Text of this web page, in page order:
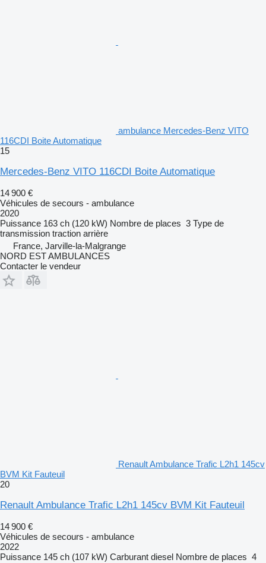
ambulance Mercedes-Benz VITO
116CDI Boite Automatique
15
Mercedes-Benz VITO 116CDI Boite Automatique
14 900 €
Véhicules de secours - ambulance
2020
Puissance 163 ch (120 kW) Nombre de places 3 Type de
transmission traction arrière
France, Jarville-la-Malgrange
NORD EST AMBULANCES
Contacter le vendeur
Renault Ambulance Trafic L2h1 145cv
BVM Kit Fauteuil
20
Renault Ambulance Trafic L2h1 145cv BVM Kit Fauteuil
14 900 €
Véhicules de secours - ambulance
2022
Puissance 145 ch (107 kW) Carburant diesel Nombre de places 4